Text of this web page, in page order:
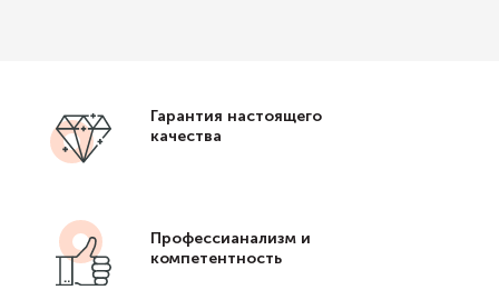
Гарантия настоящего
качества
Профессианализм и
компетентность